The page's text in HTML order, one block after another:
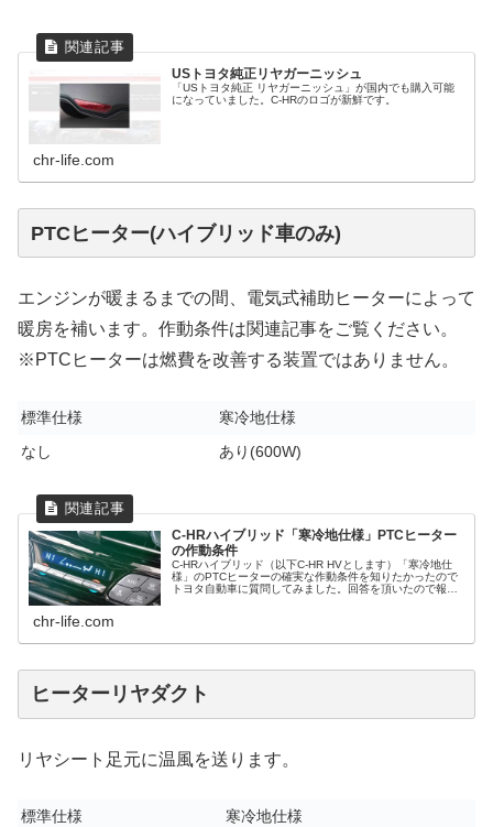
USトヨタ純正リヤガーニッシュ
「USトヨタ純正 リヤガーニッシュ」が国内でも購入可能
になっていました。C-HRのロゴが新鮮です。
chr-life.com
PTCヒーター(ハイブリッド車のみ)
エンジンが暖まるまでの間、電気式補助ヒーターによって
暖房を補います。作動条件は関連記事をご覧ください。
※PTCヒーターは燃費を改善する装置ではありません。
標準仕様
寒冷地仕様
なし
あり(600W)
C-HRハイブリッド「寒冷地仕様」PTCヒーター
の作動条件
C-HRハイブリッド（以下C-HR HVとします）「寒冷地仕
様」のPTCヒーターの確実な作動条件を知りたかったので
トヨタ自動車に質問してみました。回答を頂いたので報告
chr-life.com
ヒーターリヤダクト
リヤシート足元に温風を送ります。
標準仕様
寒冷地仕様